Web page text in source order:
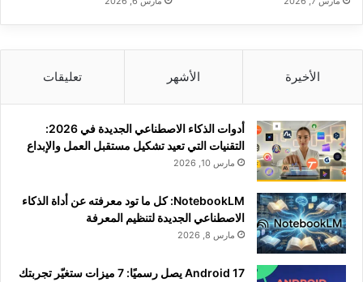
الأخيرة الأشهر تعليقات
أدوات الذكاء الاصطناعي الجديدة في 2026:
التقنيات التي تعيد تشكيل مستقبل العمل والإبداع
مارس 10, 2026
NotebookLM: كل ما تود معرفته عن أداة الذكاء
الاصطناعي الجديدة لتنظيم المعرفة
مارس 8, 2026
Android 17 يصل رسميًا: 7 ميزات ستغيّر تجربتك